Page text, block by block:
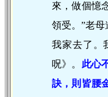
來，做個憶
領受。”老
我家去了。
呪》。 此心
訣，則皆腰